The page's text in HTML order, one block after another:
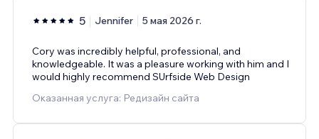
5 Jennifer 5 мая 2026 г.
Cory was incredibly helpful, professional, and
knowledgeable. It was a pleasure working with him and I
would highly recommend SUrfside Web Design
Оказанная услуга: Редизайн сайта